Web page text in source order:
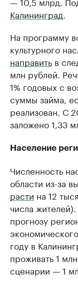
Калининград
На программу
культурного
направить в
млн рублей.
1% годовых с
суммы займа,
реализован. С
заложено 1,33
Население
Численность
области из-за
расти на 12
числа
прогнозу
году в
проживать 1
сценарии — 1